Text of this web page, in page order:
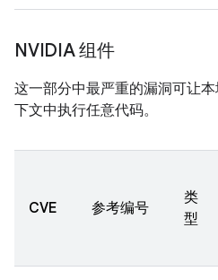
NVIDIA 组件
这一部分中最严重的漏洞可让
下文中执行任意代码。
CVE 参考编号
类
型